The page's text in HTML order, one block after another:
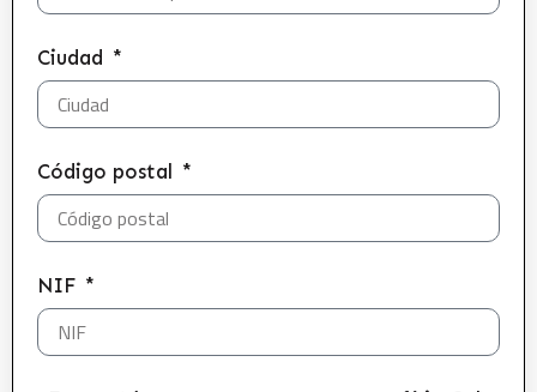
Ciudad
Código postal
NIF